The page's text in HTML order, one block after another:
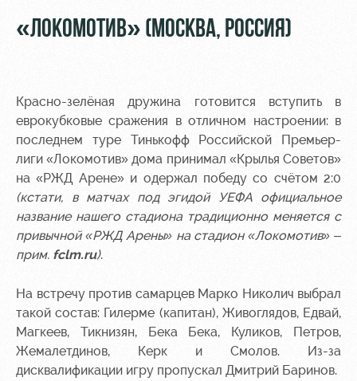
Занятия
Программа
для
болельщиков
МГН
«ЛОКОМОТИВ» (МОСКВА, РОССИЯ)
Красно-зелёная дружина готовится вступить в
еврокубковые сражения в отличном настроении: в
последнем туре Тинькофф Российской Премьер-
лиги «Локомотив» дома принимал «Крылья Советов»
на «РЖД Арене» и одержал победу со счётом 2:0
(кстати, в матчах под эгидой УЕФА официальное
название нашего стадиона традиционно меняется с
привычной «РЖД Арены» на стадион «Локомотив» –
прим. fclm.ru).
На встречу против самарцев Марко Николич выбрал
такой состав: Гилерме (капитан), Живоглядов, Едвай,
Магкеев, Тикнизян, Бека Бека, Куликов, Петров,
Жемалетдинов, Керк и Смолов. Из-за
дисквалификации игру пропускал Дмитрий Баринов.